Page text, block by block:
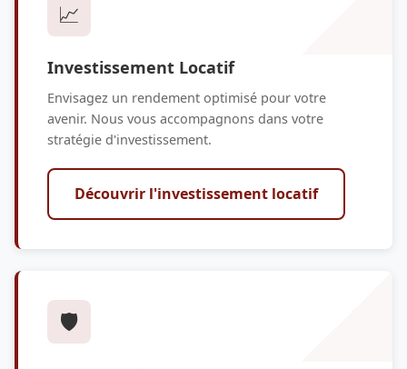
📈
Investissement Locatif
Envisagez un rendement optimisé pour votre
avenir. Nous vous accompagnons dans votre
stratégie d'investissement.
Découvrir l'investissement locatif
🛡️